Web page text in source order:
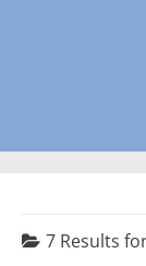
7 Results